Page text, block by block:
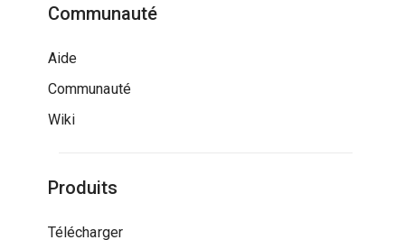
Communauté
Aide
Communauté
Wiki
Produits
Télécharger